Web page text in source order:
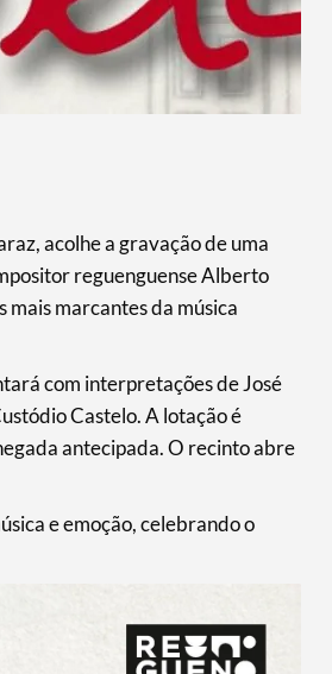
acolhe a gravação de uma
reguenguense Alberto
mais marcantes da música
com interpretações de José
Castelo. A lotação é
antecipada. O recinto abre
e emoção, celebrando o